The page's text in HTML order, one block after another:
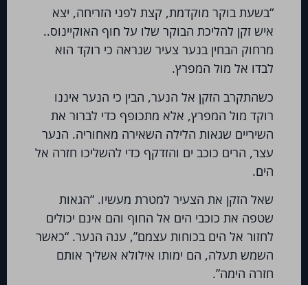
ופוגש חברות ועסקים רבים ומגוונים, נתקלתי
משפחתיות, הצליחו והגיעו למימדים גדולים
וכעת הגיע השלב לעשות בהן קפיצת מדרגה
נוספת להמשך צמיחה בריאה: להכניס
מתודות ניהוליות, תהליכים מסודרים,שיטות
בארגונים גדולים ומנוסים,תוך שמירה
קפדנית על ה- DNA שבנה את החברה.
הסוג השני, חברות ועסקים קטנים כגדולים
,שיכולים לשפר את ביצועיהם, לרוב בקלות
“בשעת בוקר מוקדמת, קצת לפני הזריחה, יצא
איש זקן להליכת הבוקר שלו על חוף האוקיינוס..
מרחוק הבחין בנער צעיר שנראה כי רוקד הוא
לבדו אל מול המפרץ.
כשהתקרב הזקן אל הנער, הבין כי הנער איננו
רוקד מול המפרץ, אלא מתכופף כדי לברור את
השיריים שגאות הלילה השאירה מאחוריה. הנער
עצר, הרים כוכב ים והזדקף כדי להשליכו חזרה אל
הים.
שאל הזקן את הצעיר למטרת מעשיו. “הגאות
שטפה את כוכבי הים אל החוף והם אינם יכולים
לחזור אל הים בכוחות עצמם”, ענה הנער. “כאשר
השמש תעלה, הם ימותו אילולא אשליך אותם
חזרה הימה”.